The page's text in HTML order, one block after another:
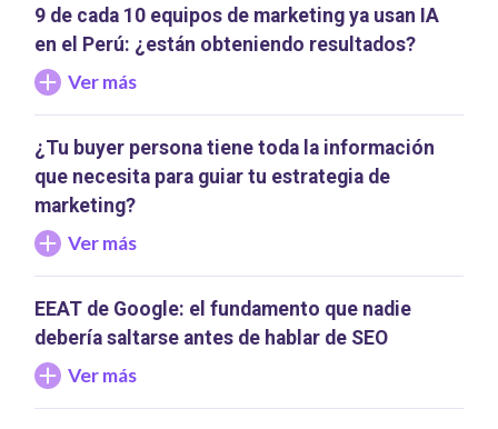
9 de cada 10 equipos de marketing ya usan IA
en el Perú: ¿están obteniendo resultados?
Ver más
¿Tu buyer persona tiene toda la información
que necesita para guiar tu estrategia de
marketing?
Ver más
EEAT de Google: el fundamento que nadie
debería saltarse antes de hablar de SEO
Ver más